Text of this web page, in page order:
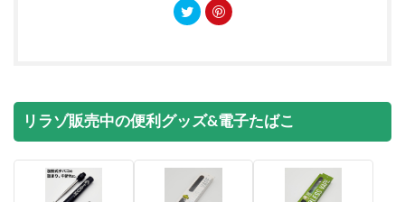
リラゾ販売中の便利グッズ&電子たばこ